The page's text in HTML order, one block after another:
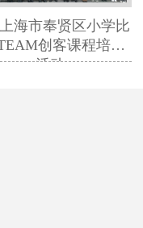
海市奉贤区小学比
创客课程培训
活动